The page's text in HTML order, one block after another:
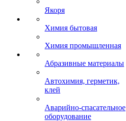
Якоря
Химия бытовая
Химия промышленная
Абразивные материалы
Автохимия, герметик,
клей
Аварийно-спасательное
оборудование